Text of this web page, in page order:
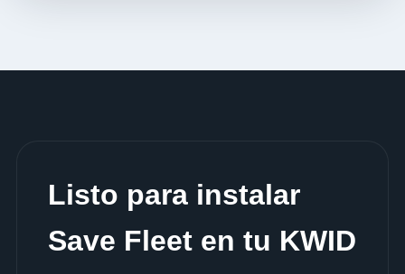
Listo para instalar
Save Fleet en tu KWID